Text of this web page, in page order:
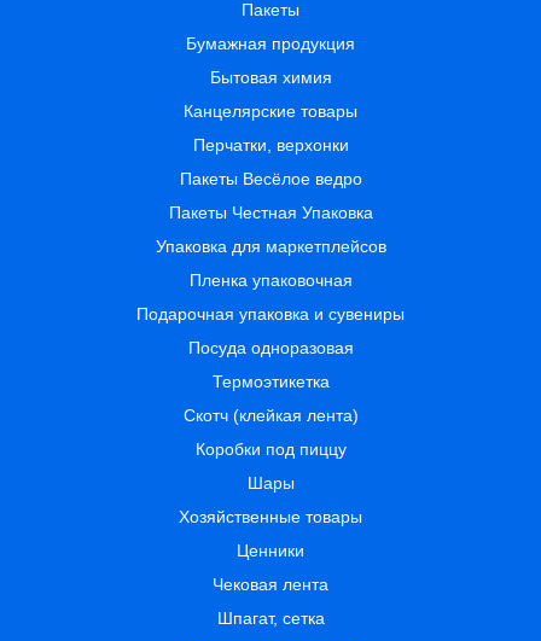
Пакеты
Бумажная продукция
Бытовая химия
Канцелярские товары
Перчатки, верхонки
Пакеты Весёлое ведро
Пакеты Честная Упаковка
Упаковка для маркетплейсов
Пленка упаковочная
Подарочная упаковка и сувениры
Посуда одноразовая
Термоэтикетка
Скотч (клейкая лента)
Коробки под пиццу
Шары
Хозяйственные товары
Ценники
Чековая лента
Шпагат, сетка